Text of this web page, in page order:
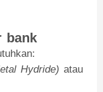
bank
Hydride) atau